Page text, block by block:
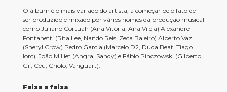
O álbum é o mais variado do artista, a começar pelo fato de
ser produzido e mixado por vários nomes da produção musical
como Juliano Cortuah (Ana Vitória, Ana Vilela) Alexandre
Fontanetti (Rita Lee, Nando Reis, Zeca Baleiro) Alberto Vaz
(Sheryl Crow) Pedro Garcia (Marcelo D2, Duda Beat, Tiago
Iorc), João Milliet (Angra, Sandy) e Fábio Pinczowski (Gilberto
Gil, Céu, Criolo, Vanguart).
Faixa a faixa